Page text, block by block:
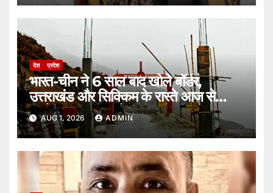
देश प्रदेश
भारत-चीन ने 6 साल बाद खोले बॉर्डर,
उत्तराखंड और सिक्किम के रास्ते आज से
कारोबार, 36 सामानों की मंजूरी।
AUG 1, 2026 ADMIN